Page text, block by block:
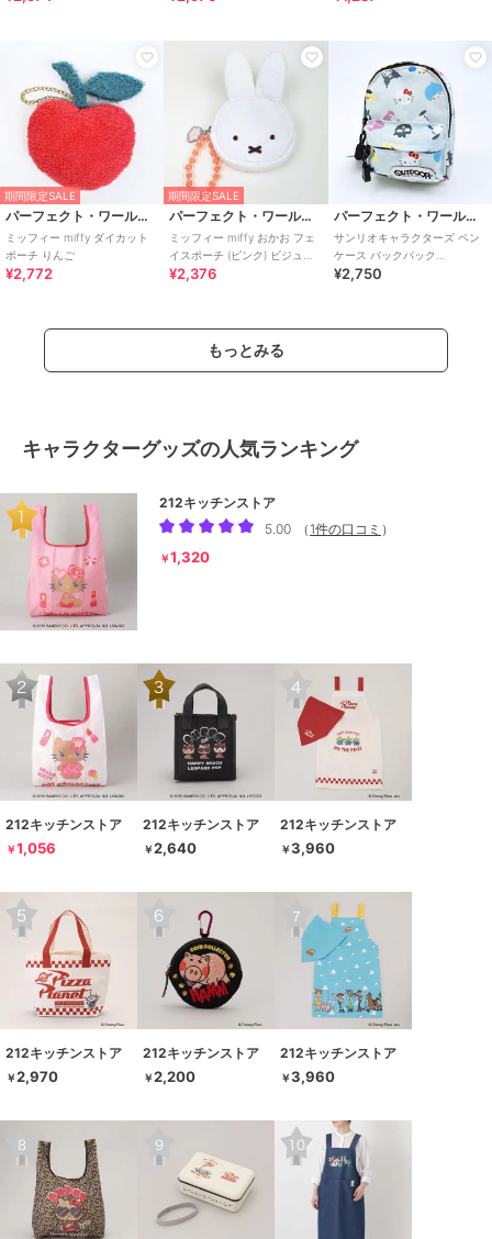
期間限定SALE
パーフェクト・ワールド・トーキョー
ミッフィー miffy ダイカット
ポーチ りんご
¥2,772
期間限定SALE
パーフェクト・ワールド・トーキョー
ミッフィー miffy おかお フェ
イスポーチ (ピンク) ビジュー
シリーズ
¥2,376
パーフェクト・ワールド・トーキョー
サンリオキャラクターズ ペン
ケース バックパック
OUTDOOR PRODUCTS ポーチ
¥2,750
もっとみる
キャラクターグッズの人気ランキング
212キッチンストア
5.00
（ 1件の口コミ ）
￥1,320
212キッチンストア
￥1,056
212キッチンストア
￥2,640
212キッチンストア
￥3,960
212キッチンストア
￥2,970
212キッチンストア
￥2,200
212キッチンストア
￥3,960